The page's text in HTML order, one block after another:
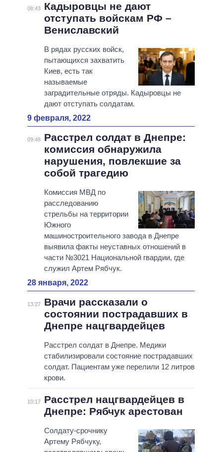
08:43
Кадыровцы не дают
отступать войскам РФ –
Вениславский
В рядах русских войск,
пытающихся захватить
Киев, есть так
называемые
заградительные отряды. Кадыровцы не
дают отступать солдатам.
9 февраля, 2022
09:48
Расстрел солдат в Днепре:
комиссия обнаружила
нарушения, повлекшие за
собой трагедию
Комиссия МВД по
расследованию
стрельбы на территории
Южного
машиностроительного завода в Днепре
выявила факты неуставных отношений в
части №3021 Национальной гвардии, где
служил Артем Рябчук.
28 января, 2022
13:27
Врачи рассказали о
состоянии пострадавших в
Днепре нацгвардейцев
Расстрел солдат в Днепре. Медики
стабилизировали состояние пострадавших
солдат. Пациентам уже перелили 12 литров
крови.
10:17
Расстрел нацгвардейцев в
Днепре: Рябчук арестован
Солдату-срочнику
Артему Рябчуку,